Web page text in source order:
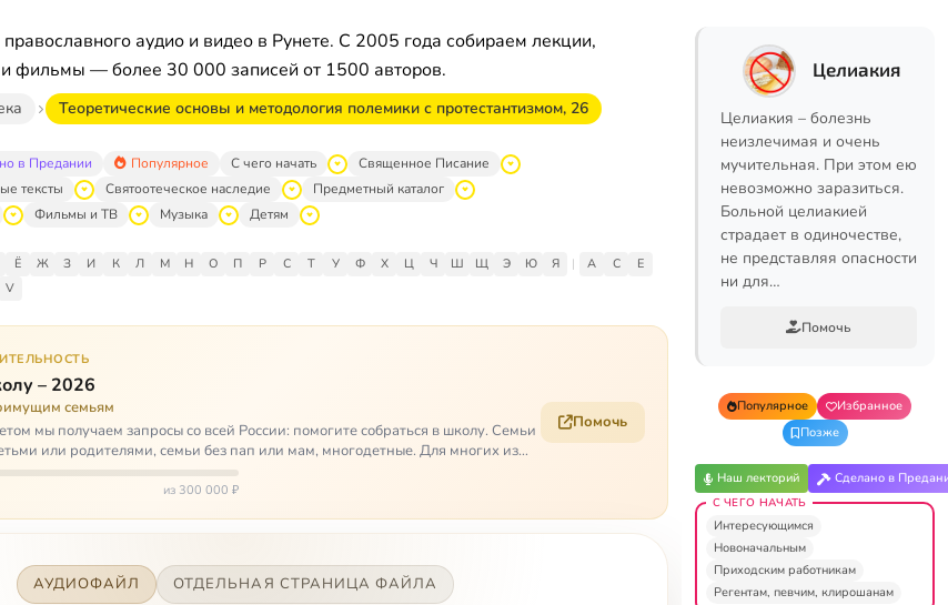
аудио и видео в Рунете. С 2005 года собираем лекции,
и фильмы — более 30 000 записей от 1500 авторов.
Теоретические основы и методология полемики с протестантизмом, 26
в Предании Популярное С чего начать
Священное Писание
тексты
Святоотеческое наследие
Предметный каталог
Фильмы и ТВ Музыка Детям
Ё Ж З И К Л М Н О П Р С Т У Ф Х Ц Ч Ш Щ Э Ю Я | A C
E
V
– 2026
семьям
мы получаем запросы со всей России: помогите собраться в школу. Семьи
или родителями, семьи без пап или мам, многодетные. Для многих из
из 300 000 ₽
Помочь
АУДИОФАЙЛ ОТДЕЛЬНАЯ СТРАНИЦА ФАЙЛА
Целиакия
Целиакия – болезнь
неизлечимая и очень
мучительная. При этом ею
невозможно заразиться.
Больной целиакией
страдает в одиночестве,
не представляя опасности
ни для…
Помочь
Популярное
Избранное
Позже
Наш лекторий Сделано в
С ЧЕГО НАЧАТЬ
Интересующимся
Новоначальным
Приходским работникам
Регентам, певчим, клирошанам